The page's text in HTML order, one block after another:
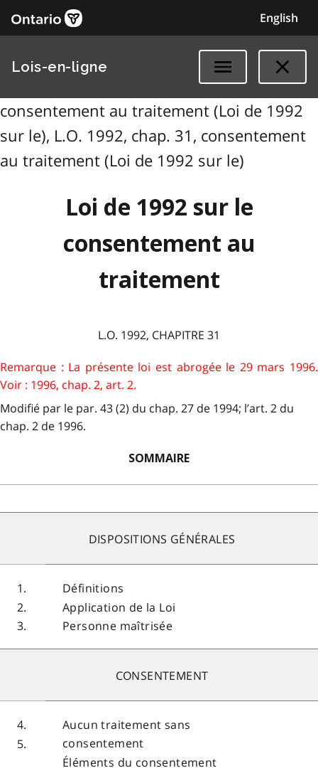
English
Lois-en-ligne
consentement au traitement (Loi de 1992
sur le), L.O. 1992, chap. 31, consentement
au traitement (Loi de 1992 sur le)
Loi de 1992 sur le
consentement au
traitement
L.O. 1992, CHAPITRE 31
Remarque : La présente loi est abrogée le 29 mars 1996.
Voir : 1996, chap. 2, art. 2.
Modifié par le par. 43 (2) du chap. 27 de 1994; l’art. 2 du
chap. 2 de 1996.
SOMMAIRE
DISPOSITIONS GÉNÉRALES
1.
2.
3.
Définitions
Application de la Loi
Personne maîtrisée
CONSENTEMENT
4.
5.
Aucun traitement sans
consentement
Éléments du consentement